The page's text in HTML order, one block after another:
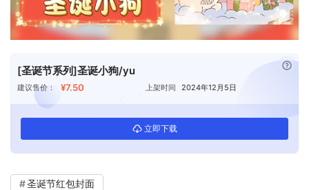
[圣诞节系列]圣诞小狗/yu
建议售价： ¥7.50 上架时间 2024年12月5日
立即下载
已
圣诞节红包封面